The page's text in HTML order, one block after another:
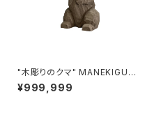
"木彫りのクマ" MANEKIGUM
A made in HOKKAIDO (埋も
れ木)
¥999,999